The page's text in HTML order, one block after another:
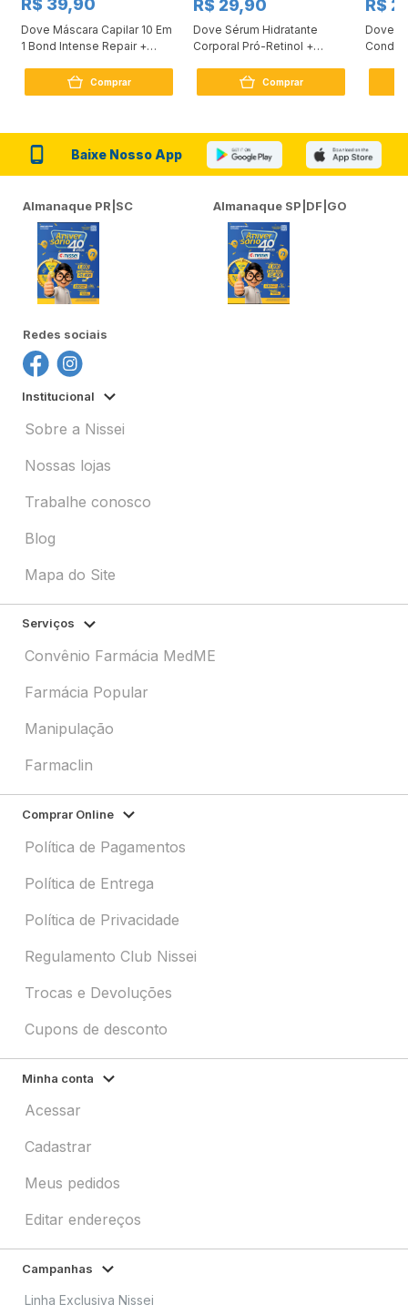
R$ 39,90
Dove Máscara Capilar 10 Em
1 Bond Intense Repair +
Comprar
R$ 29,90
Dove Sérum Hidratante
Corporal Pró-Retinol +
Comprar
R$
Dove
Baixe Nosso App
Almanaque PR|SC Almanaque SP|DF|GO
Redes sociais
Institucional
Sobre a Nissei
Nossas lojas
Trabalhe conosco
Blog
Mapa do Site
Serviços
Convênio Farmácia MedME
Farmácia Popular
Manipulação
Farmaclin
Comprar Online
Política de Pagamentos
Política de Entrega
Política de Privacidade
Regulamento Club Nissei
Trocas e Devoluções
Cupons de desconto
Minha conta
Acessar
Cadastrar
Meus pedidos
Editar endereços
Campanhas
Linha Exclusiva Nissei